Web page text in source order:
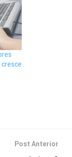
Post Anterior